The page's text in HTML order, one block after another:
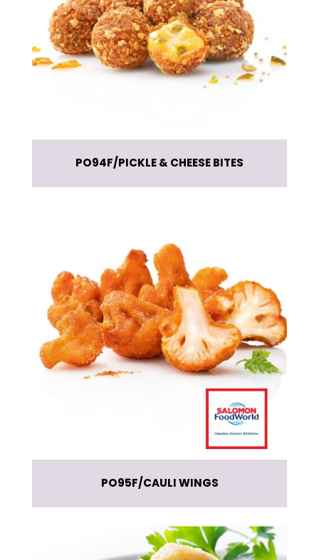
PO94F PICKLE & CHEESE BITES
PO95F CAULI WINGS